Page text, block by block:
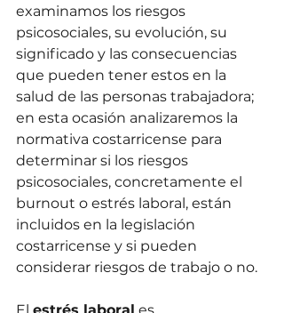
examinamos los riesgos
psicosociales, su evolución, su
significado y las consecuencias
que pueden tener estos en la
salud de las personas trabajadora;
en esta ocasión analizaremos la
normativa costarricense para
determinar si los riesgos
psicosociales, concretamente el
burnout o estrés laboral, están
incluidos en la legislación
costarricense y si pueden
considerar riesgos de trabajo o no.